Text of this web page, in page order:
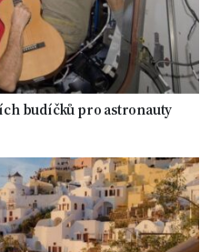
budíčků pro astronauty